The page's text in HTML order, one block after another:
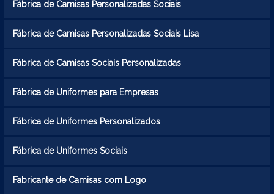
Fábrica de Camisas Personalizadas Sociais
Fábrica de Camisas Personalizadas Sociais Lisa
Fábrica de Camisas Sociais Personalizadas
Fábrica de Uniformes para Empresas
Fábrica de Uniformes Personalizados
Fábrica de Uniformes Sociais
Fabricante de Camisas com Logo